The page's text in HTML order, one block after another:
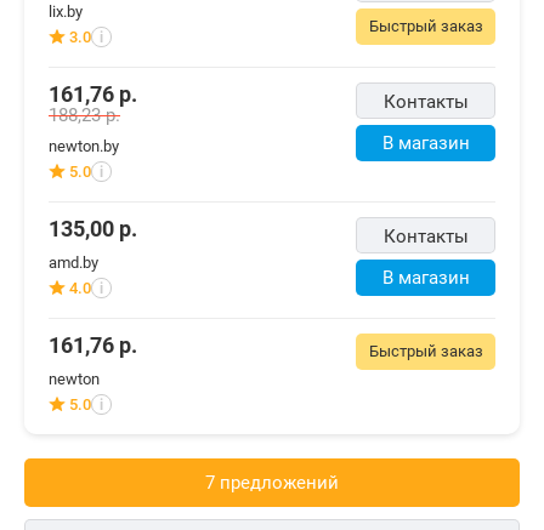
Быстрый заказ
lix.by
3.0 i
Контакты
В магазин
161,76 р.
188,23р.
newton.by
5.0 i
Контакты
В магазин
135,00 р.
amd.by
4.0 i
Быстрый заказ
161,76 р.
newton
5.0 i
7 предложений